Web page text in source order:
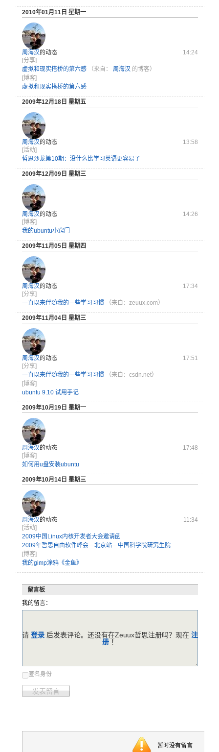
2010年01月11日 星期一
周海汉的动态
14:24
[分享]
虚拟和现实搭桥的第六感
（来自： 周海汉 的博客）
[博客]
虚拟和现实搭桥的第六感
2009年12月18日 星期五
周海汉的动态
13:58
[活动]
哲思沙龙第10期：没什么比学习英语更容易了
2009年12月09日 星期三
周海汉的动态
14:26
[博客]
我的ubuntu小窍门
2009年11月05日 星期四
周海汉的动态
17:34
[分享]
一直以来伴随我的一些学习习惯
（来自：zeuux.com）
2009年11月04日 星期三
周海汉的动态
17:51
[分享]
一直以来伴随我的一些学习习惯
（来自：csdn.net）
[博客]
ubuntu 9.10 试用手记
2009年10月19日 星期一
周海汉的动态
17:48
[博客]
如何用u盘安装ubuntu
2009年10月14日 星期三
周海汉的动态
11:34
[活动]
2009中国Linux内核开发者大会邀请函
2009年哲思自由软件峰会－北京站－中国科学院研究生院
[博客]
我的gimp涂鸦《金鱼》
留言板
我的留言：
匿名身份
发表留言
请 登录 后发表评论。还没有在Zeuux哲思注册吗？现在 注
册 ！
暂时没有留言